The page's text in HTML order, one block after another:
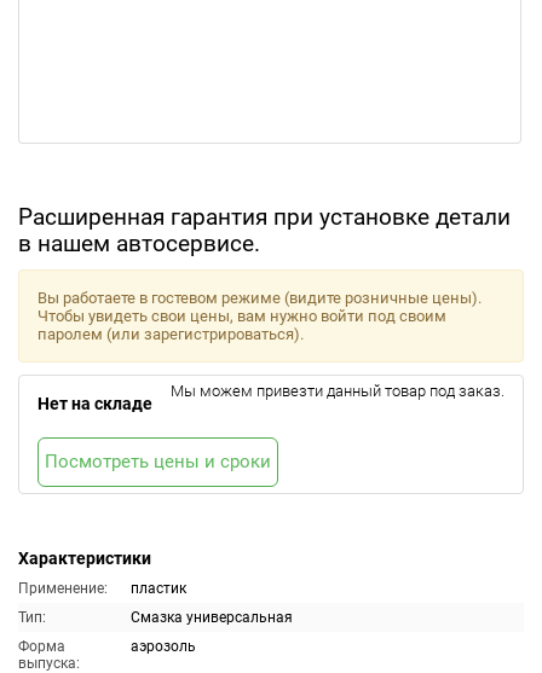
Расширенная гарантия при установке детали
в нашем автосервисе.
Характеристики
Применение:
пластик
Тип:
Смазка универсальная
Форма
выпуска:
аэрозоль
Вы работаете в гостевом режиме (видите розничные цены).
Чтобы увидеть свои цены, вам нужно войти под своим
паролем (или зарегистрироваться).
Нет на складе
Мы можем привезти данный товар под заказ.
Посмотреть цены и сроки